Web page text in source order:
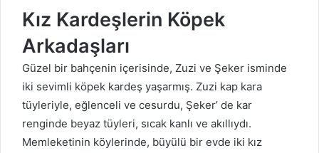
Kız Kardeşlerin Köpek
Arkadaşları
Güzel bir bahçenin içerisinde, Zuzi ve Şeker isminde
iki sevimli köpek kardeş yaşarmış. Zuzi kap kara
tüyleriyle, eğlenceli ve cesurdu, Şeker’ de kar
renginde beyaz tüyleri, sıcak kanlı ve akıllıydı.
Memleketinin köylerinde, büyülü bir evde iki kız